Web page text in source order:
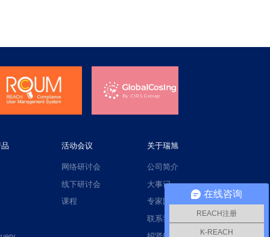
活动会议
网络研讨会
线下研讨会
课程
关于瑞旭
公司简介
大事记
专家团队
联系我们
在线咨询
REACH注册
K-REACH